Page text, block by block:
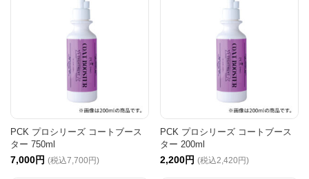
PCK プロシリーズ コートブース
ター 750ml
7,000円 (税込7,700円)
PCK プロシリーズ コートブース
ター 200ml
2,200円 (税込2,420円)